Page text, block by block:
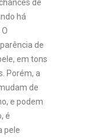
de
há
de
em tons
Porém, a
de
e podem
é
pele